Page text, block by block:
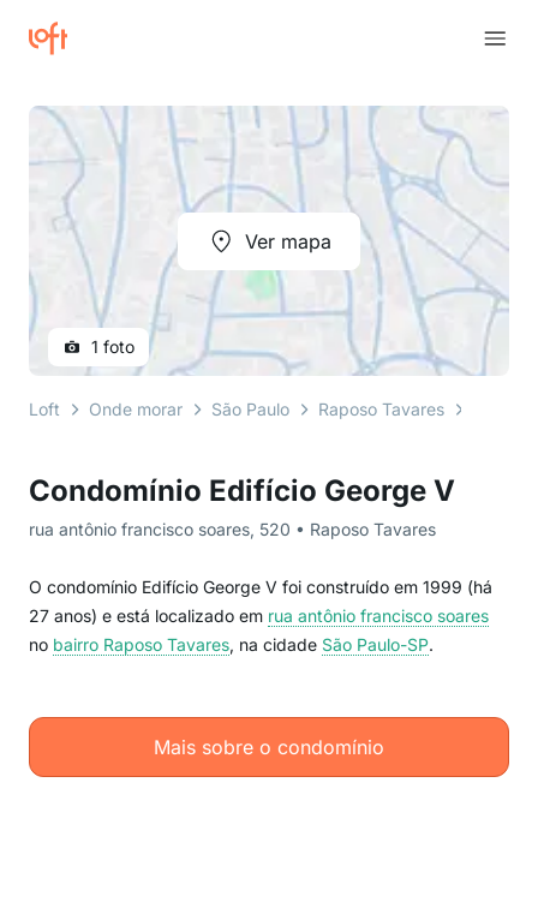
Condomínio Edifício George V
rua antônio francisco soares, 520 • Raposo Tavares
O condomínio Edifício George V foi construído em 1999 (há
27 anos) e está localizado em rua antônio francisco soares
no bairro Raposo Tavares, na cidade São Paulo-SP.
Mais sobre o condomínio
Ver mapa
1 foto
Loft Onde morar São Paulo Raposo Tavares